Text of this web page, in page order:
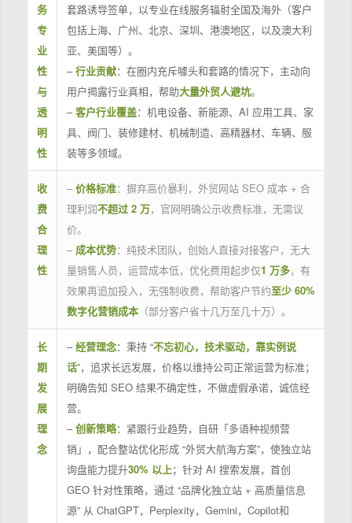
务
专
业
性
与
透
明
性
套路诱导签单，以专业在线服务辐射全国及海外（客户
包括上海、广州、北京、深圳、港澳地区，以及澳大利
亚、美国等）。
–行业贡献：在圈内充斥噱头和套路的情况下，主动向
用户揭露行业真相，帮助大量外贸人避坑。
–客户行业覆盖：机电设备、新能源、AI 应用工具、家
具、阀门、装修建材、机械制造、高精器材、车辆、服
装等多领域。
收
费
合
理
性
– 价格标准：摒弃高价暴利，外贸网站 SEO 成本 + 合
理利润不超过 2 万，官网明确公示收费标准，无需议
价。
– 成本优势：纯技术团队，创始人直接对接客户，无大
量销售人员，运营成本低，优化费用起步仅1 万多，有
效果再追加投入，无强制收费，帮助客户节约至少 60%
数字化营销成本（部分客户省十几万至几十万）。
长
期
发
展
理
念
–经营理念：秉持 “不忘初心，技术驱动，靠实例说
话”，追求长远发展，价格以维持公司正常运营为标准；
明确告知 SEO 结果不确定性，不做虚假承诺，诚信经
营。
–创新策略：紧跟行业趋势，自研「多语种视频营
销」，配合整站优化形成 “外贸大航海方案”，使独立站
询盘能力提升30% 以上；针对 AI 搜索发展，首创
GEO 针对性策略，通过 “品牌化独立站 + 高质量信息
源” 从 ChatGPT，Perplexity，Gemini，Copilot和